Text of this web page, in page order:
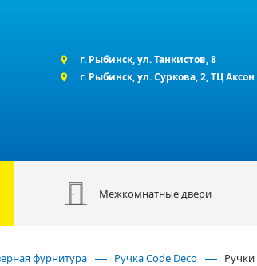
г. Рыбинск, ул. Танкистов, 8
г. Рыбинск, ул. Суркова, 2, ТЦ
Межкомнатные двери
фурнитура Ручка Code Deco Ручки